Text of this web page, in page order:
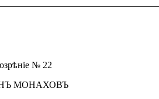
№ 22
МОНАХОВЪ